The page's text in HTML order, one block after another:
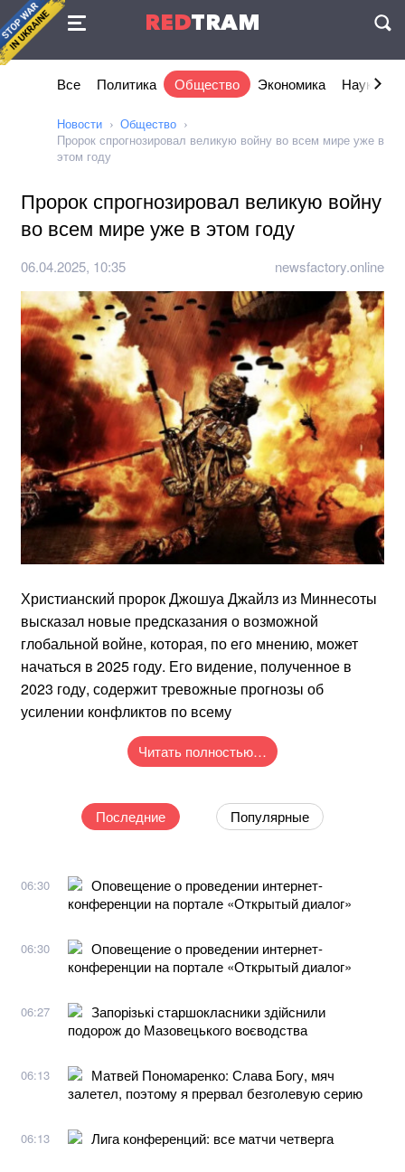
REDTRAM
Соглашение
Все Политика Общество Экономика Наука и IT
Новости
Общество
Пророк спрогнозировал великую войну во всем мире уже в
этом году
Пророк спрогнозировал великую войну
во всем мире уже в этом году
06.04.2025, 10:35 newsfactory.online
Христианский пророк Джошуа Джайлз из Миннесоты
высказал новые предсказания о возможной
глобальной войне, которая, по его мнению, может
начаться в 2025 году. Его видение, полученное в
2023 году, содержит тревожные прогнозы об
усилении конфликтов по всему
Читать полностью…
Последние Популярные
06:30
Оповещение о проведении интернет-
конференции на портале «Открытый диалог»
06:30
Оповещение о проведении интернет-
конференции на портале «Открытый диалог»
06:27
Запорізькі старшокласники здійснили
подорож до Мазовецького воєводства
06:13
Матвей Пономаренко: Слава Богу, мяч
залетел, поэтому я прервал безголевую серию
06:13 Лига конференций: все матчи четверга